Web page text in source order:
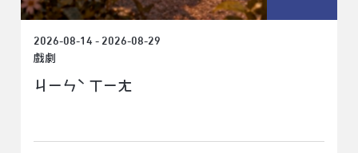
2026-08-14 - 2026-08-29
戲劇
ㄐㄧㄣˋ ㄒㄧㄤ